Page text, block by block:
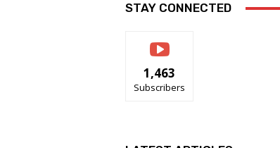
STAY CONNECTED
1,463
Subscribers